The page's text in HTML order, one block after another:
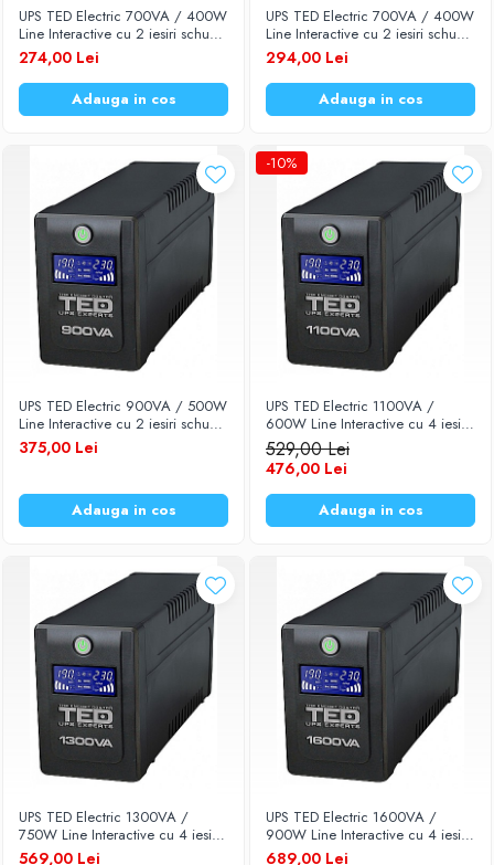
Becuri LED
Aplice LED
Lanterne
Lampi
Convertoare tensiune
Prelungitoare
Stabilizatoare tensiune
Ventilatoare
Diverse gadgeturi
Cablu coaxial
Accesorii auto
Redresoare
Diverse accesorii auto
Carcase protectie NOCO BOOST
Incarcator masina electrica
Aparate de spalat cu presiune
Compresoare
Baterii Zinc-Aer
UPS TED Electric 700VA / 400W
Line Interactive cu 2 iesiri schuko
TED-700
274,00 Lei
Adauga in cos
UPS TED Electric 700VA / 400W
Line Interactive cu 2 iesiri schuko
si display LCD TED-700LCD
294,00 Lei
Adauga in cos
UPS TED Electric 900VA / 500W
Line Interactive cu 2 iesiri schuko
si display LCD TED-900
375,00 Lei
Adauga in cos
-10%
UPS TED Electric 1100VA /
600W Line Interactive cu 4 iesiri
schuko si display LCD TED-1100
529,00 Lei
476,00 Lei
Adauga in cos
UPS TED Electric 1300VA /
750W Line Interactive cu 4 iesiri
schuko si display LCD TED-1300
569,00 Lei
UPS TED Electric 1600VA /
900W Line Interactive cu 4 iesiri
schuko si display LCD TED-1600
689,00 Lei